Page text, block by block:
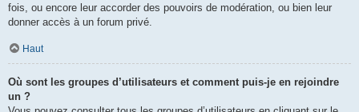
fois, ou encore leur accorder des pouvoirs de modération, ou bien leur
donner accès à un forum privé.
Haut
Où sont les groupes d’utilisateurs et comment puis-je en rejoindre
un ?